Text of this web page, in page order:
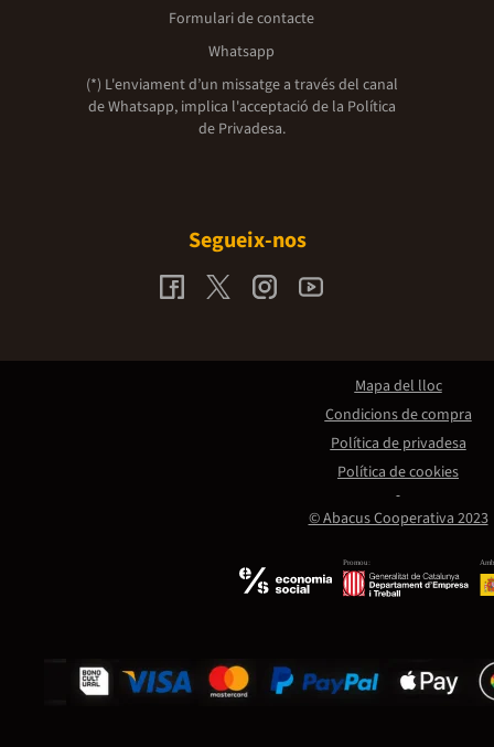
Formulari de contacte
Whatsapp
(*) L'enviament d’un missatge a través del canal
de Whatsapp, implica l'acceptació de la Política
de Privadesa.
Segueix-nos
Promou:
© Abacus Cooperativa 2023
Mapa del lloc
Condicions de compra
Política de privadesa
Política de cookies